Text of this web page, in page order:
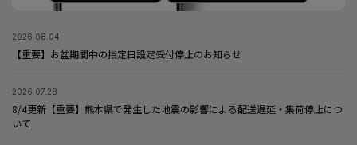
2026.08.04
【重要】お盆期間中の指定日設定受付停止のお知らせ
2026.07.28
8/4更新【重要】熊本県で発生した地震の影響による配送遅延・集荷停止につ
いて